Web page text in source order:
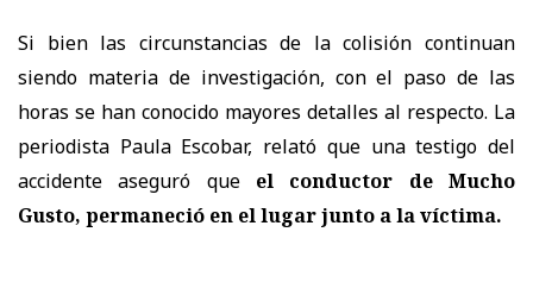
Si bien las circunstancias de la colisión continuan
siendo materia de investigación, con el paso de las
horas se han conocido mayores detalles al respecto. La
periodista Paula Escobar, relató que una testigo del
accidente aseguró que el conductor de Mucho
Gusto, permaneció en el lugar junto a la víctima.